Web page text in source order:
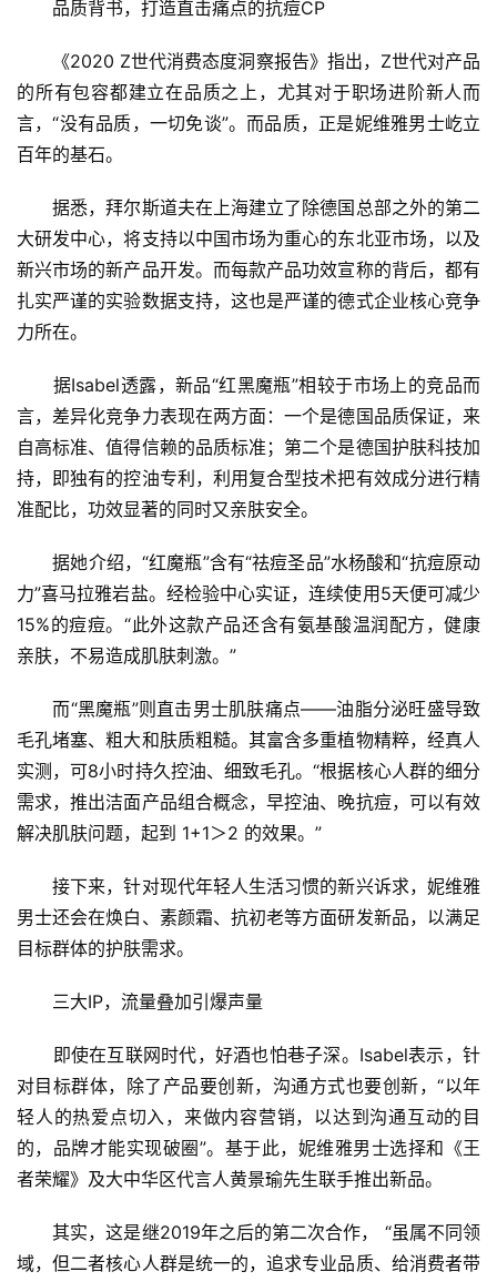
品质背书，打造直击痛点的抗痘CP
《2020 Z世代消费态度洞察报告》指出，Z世代对产品
的所有包容都建立在品质之上，尤其对于职场进阶新人而
言，“没有品质，一切免谈”。而品质，正是妮维雅男士屹立
百年的基石。
据悉，拜尔斯道夫在上海建立了除德国总部之外的第二
大研发中心，将支持以中国市场为重心的东北亚市场，以及
新兴市场的新产品开发。而每款产品功效宣称的背后，都有
扎实严谨的实验数据支持，这也是严谨的德式企业核心竞争
力所在。
据Isabel透露，新品“红黑魔瓶”相较于市场上的竞品而
言，差异化竞争力表现在两方面：一个是德国品质保证，来
自高标准、值得信赖的品质标准；第二个是德国护肤科技加
持，即独有的控油专利，利用复合型技术把有效成分进行精
准配比，功效显著的同时又亲肤安全。
据她介绍，“红魔瓶”含有“祛痘圣品”水杨酸和“抗痘原动
力”喜马拉雅岩盐。经检验中心实证，连续使用5天便可减少
15%的痘痘。“此外这款产品还含有氨基酸温润配方，健康
亲肤，不易造成肌肤刺激。”
而“黑魔瓶”则直击男士肌肤痛点——油脂分泌旺盛导致
毛孔堵塞、粗大和肤质粗糙。其富含多重植物精粹，经真人
实测，可8小时持久控油、细致毛孔。“根据核心人群的细分
需求，推出洁面产品组合概念，早控油、晚抗痘，可以有效
解决肌肤问题，起到 1+1＞2 的效果。”
接下来，针对现代年轻人生活习惯的新兴诉求，妮维雅
男士还会在焕白、素颜霜、抗初老等方面研发新品，以满足
目标群体的护肤需求。
三大IP，流量叠加引爆声量
即使在互联网时代，好酒也怕巷子深。Isabel表示，针
对目标群体，除了产品要创新，沟通方式也要创新，“以年
轻人的热爱点切入，来做内容营销，以达到沟通互动的目
的，品牌才能实现破圈”。基于此，妮维雅男士选择和《王
者荣耀》及大中华区代言人黄景瑜先生联手推出新品。
其实，这是继2019年之后的第二次合作， “虽属不同领
域，但二者核心人群是统一的，追求专业品质、给消费者带